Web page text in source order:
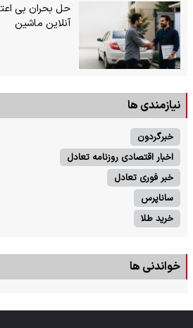
حل بحران بی‌
آنلاین ماشین
نیازمندی ها
خبرگردون
اخبار اقتصادی روزنامه تعادل
خبر فوری تعادل
ساناپرس
خرید طلا
خواندنی ها